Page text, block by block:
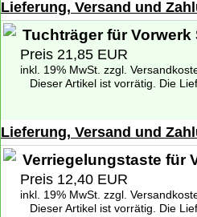
Lieferung, Versand und
Preis 21,85 EUR
inkl. 19% MwSt. zzgl.
Dieser Artikel ist vorrätig. Die Lieferzeit beträgt 1-2 Werktage deutschlandweit. Weitere Informationen zu den
Lieferung, Versand und
Preis 12,40 EUR
inkl. 19% MwSt. zzgl.
Dieser Artikel ist vorrätig. Die Lieferzeit beträgt 1-2 Werktage deutschlandweit. Weitere Informationen zu den